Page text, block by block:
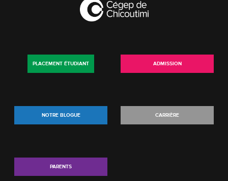
PLACEMENT ÉTUDIANT ADMISSION
NOTRE BLOGUE CARRIÈRE
PARENTS